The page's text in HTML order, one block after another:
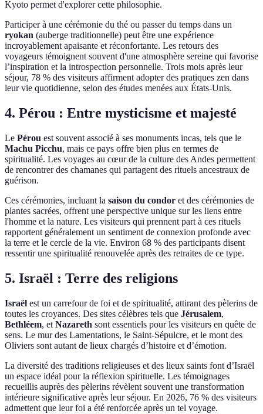
Kyoto permet d'explorer cette philosophie.
Participer à une cérémonie du thé ou passer du temps dans un
ryokan (auberge traditionnelle) peut être une expérience
incroyablement apaisante et réconfortante. Les retours des
voyageurs témoignent souvent d'une atmosphère sereine qui favorise
l’inspiration et la introspection personnelle. Trois mois après leur
séjour, 78 % des visiteurs affirment adopter des pratiques zen dans
leur vie quotidienne, selon des études menées aux États-Unis.
4. Pérou : Entre mysticisme et majesté
Le Pérou est souvent associé à ses monuments incas, tels que le
Machu Picchu, mais ce pays offre bien plus en termes de
spiritualité. Les voyages au cœur de la culture des Andes permettent
de rencontrer des chamanes qui partagent des rituels ancestraux de
guérison.
Ces cérémonies, incluant la saison du condor et des cérémonies de
plantes sacrées, offrent une perspective unique sur les liens entre
l'homme et la nature. Les visiteurs qui prennent part à ces rituels
rapportent généralement un sentiment de connexion profonde avec
la terre et le cercle de la vie. Environ 68 % des participants disent
ressentir une spiritualité renouvelée après des retraites de ce type.
5. Israël : Terre des religions
Israël est un carrefour de foi et de spiritualité, attirant des pèlerins de
toutes les croyances. Des sites célèbres tels que Jérusalem,
Bethléem, et Nazareth sont essentiels pour les visiteurs en quête de
sens. Le mur des Lamentations, le Saint-Sépulcre, et le mont des
Oliviers sont autant de lieux chargés d’histoire et d’émotion.
La diversité des traditions religieuses et des lieux saints font d’Israël
un espace idéal pour la réflexion spirituelle. Les témoignages
recueillis auprès des pèlerins révèlent souvent une transformation
intérieure significative après leur séjour. En 2026, 76 % des visiteurs
admettent que leur foi a été renforcée après un tel voyage.